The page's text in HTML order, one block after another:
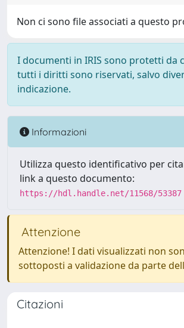
Non ci sono file associati a questo
I documenti in IRIS sono protetti da
tutti i diritti sono riservati, salvo
indicazione.
Informazioni
Utilizza questo identificativo per
link a questo documento:
https://hdl.handle.net/11568/53387
Attenzione
Attenzione! I dati visualizzati non
sottoposti a validazione da parte
Citazioni